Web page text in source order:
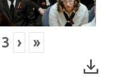
3 › »